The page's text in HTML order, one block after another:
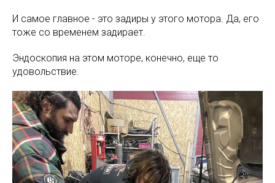
И самое главное - это задиры у этого мотора. Да, его
тоже со временем задирает.
Эндоскопия на этом моторе, конечно, еще то
удовольствие.